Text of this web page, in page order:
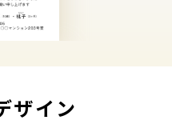
ザイン